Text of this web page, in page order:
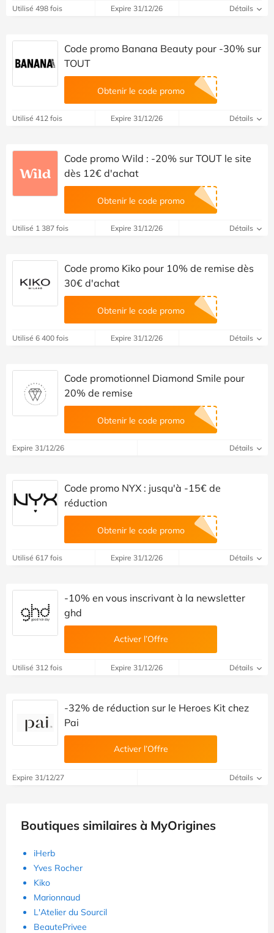
Utilisé 498 fois Expire 31/12/26 Détails
Code promo Banana Beauty pour -30% sur
TOUT
Obtenir le code promo
Utilisé 412 fois Expire 31/12/26 Détails
Code promo Wild : -20% sur TOUT le site
dès 12€ d'achat
Obtenir le code promo
Utilisé 1 387 fois Expire 31/12/26 Détails
Code promo Kiko pour 10% de remise dès
30€ d'achat
Obtenir le code promo
Utilisé 6 400 fois Expire 31/12/26 Détails
Code promotionnel Diamond Smile pour
20% de remise
Obtenir le code promo
Expire 31/12/26 Détails
Code promo NYX : jusqu'à -15€ de
réduction
Obtenir le code promo
Utilisé 617 fois Expire 31/12/26 Détails
-10% en vous inscrivant à la newsletter
ghd
Activer l’Offre
Utilisé 312 fois Expire 31/12/26 Détails
-32% de réduction sur le Heroes Kit chez
Pai
Activer l’Offre
Expire 31/12/27 Détails
Boutiques similaires à MyOrigines
iHerb
Yves Rocher
Kiko
Marionnaud
L'Atelier du Sourcil
BeautePrivee